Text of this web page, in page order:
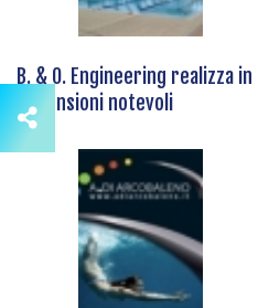
B. & O. Engineering realizza
dimensioni notevoli